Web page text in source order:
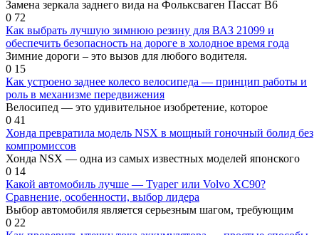
Замена зеркала заднего вида на Фольксваген Пассат B6
0 72
Как выбрать лучшую зимнюю резину для ВАЗ 21099 и
обеспечить безопасность на дороге в холодное время года
Зимние дороги – это вызов для любого водителя.
0 15
Как устроено заднее колесо велосипеда — принцип работы и
роль в механизме передвижения
Велосипед — это удивительное изобретение, которое
0 41
Хонда превратила модель NSX в мощный гоночный болид без
компромиссов
Хонда NSX — одна из самых известных моделей японского
0 14
Какой автомобиль лучше — Туарег или Volvo XC90?
Сравнение, особенности, выбор лидера
Выбор автомобиля является серьезным шагом, требующим
0 22